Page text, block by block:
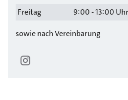
Freitag
9:00 - 13:00 Uhr
sowie nach Vereinbarung